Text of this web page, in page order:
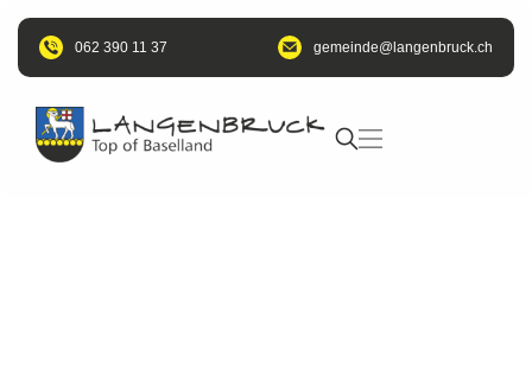
062 390 11 37 hc.kcurbnegnal
@edniemeg